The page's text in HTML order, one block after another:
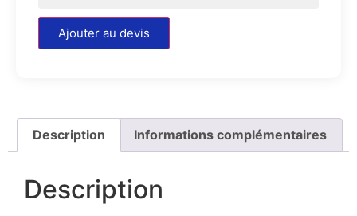
Ajouter au devis
Description Informations complémentaires
Description